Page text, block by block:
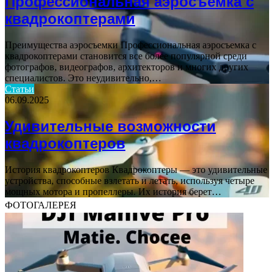
квадрокоптерами
Преимущества аэросъемки Профессиональная аэросъемка с
квадрокоптерами становится все более популярной среди
фотографов, видеографов, архитекторов и многих других
специалистов. Это неудивительно,…
Статьи
06.09.2025
Удивительные возможности
квадрокоптеров
История квадрокоптеров Квадрокоптеры — это удивительные
устройства, способные взлетать и летать, используя четыре
мощных мотора и пропеллеры. Их история берет…
ФОТОГАЛЕРЕЯ